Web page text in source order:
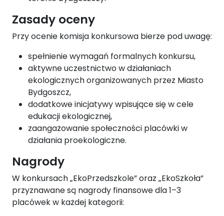
Zasady oceny
Przy ocenie komisja konkursowa bierze pod uwagę:
spełnienie wymagań formalnych konkursu,
aktywne uczestnictwo w działaniach
ekologicznych organizowanych przez Miasto
Bydgoszcz,
dodatkowe inicjatywy wpisujące się w cele
edukacji ekologicznej,
zaangażowanie społeczności placówki w
działania proekologiczne.
Nagrody
W konkursach „EkoPrzedszkole” oraz „EkoSzkoła”
przyznawane są nagrody finansowe dla 1–3
placówek w każdej kategorii: